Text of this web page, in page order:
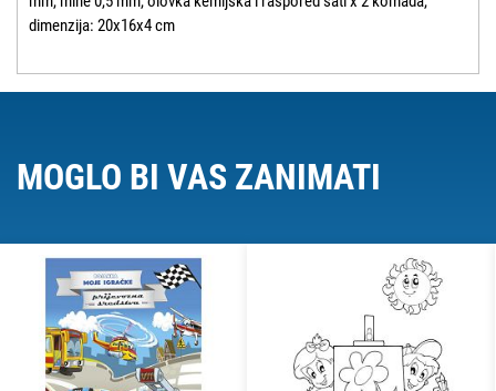
dimenzija: 20x16x4 cm
MOGLO BI VAS ZANIMATI